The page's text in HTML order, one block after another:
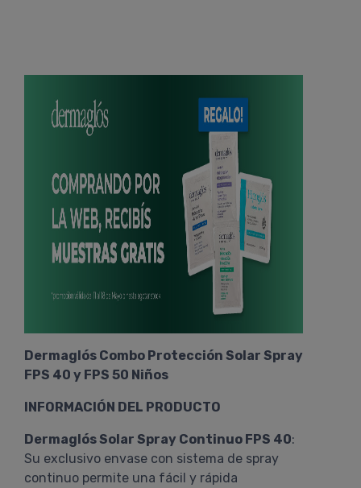
Dermaglós Combo Protección Solar Spray
FPS 40 y FPS 50 Niños
INFORMACIÓN DEL PRODUCTO
Dermaglós Solar Spray Continuo FPS 40:
Su exclusivo envase con sistema de spray
continuo permite una fácil y rápida